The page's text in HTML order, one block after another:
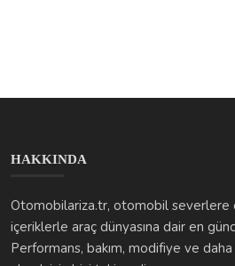
HAKKINDA
Otomobilariza.tr, otomobil severlere
içeriklerle araç dünyasına dair en
Performans, bakım, modifiye ve daha